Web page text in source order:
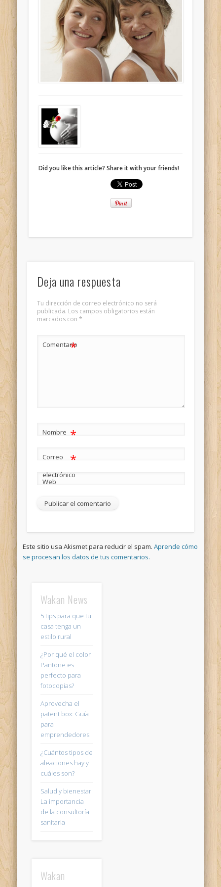
Did you like this article? Share it with your friends!
Deja una respuesta
Tu dirección de correo electrónico no será
publicada. Los campos obligatorios están
marcados con *
Comentario
*
Nombre *
Correo
electrónico
*
Web
Este sitio usa Akismet para reducir el spam.Aprende cómo
se procesan los datos de tus comentarios.
Wakan News
5 tips para que tu
casa tenga un
estilo rural
¿Por qué el color
Pantone es
perfecto para
fotocopias?
Aprovecha el
patent box: Guía
para
emprendedores
¿Cuántos tipos de
aleaciones hay y
cuáles son?
Salud y bienestar:
La importancia
de la consultoría
sanitaria
Wakan